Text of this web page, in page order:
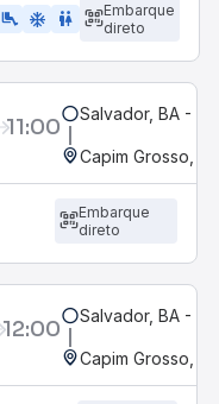
airline_seat_legroom_extra ac_unit WC
Embarque
direto
11:00 Salvador, BA -
Capim Grosso, BA
Embarque
direto
12:00 Salvador, BA -
Capim Grosso, BA